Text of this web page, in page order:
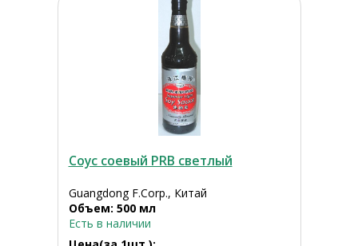
Соус соевый PRB светлый
Guangdong F.Corp., Китай
Объем: 500 мл
Есть в наличии